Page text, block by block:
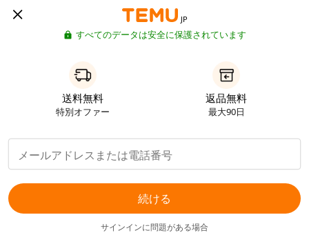
JP
すべてのデータは安全に保護されています
送料無料
特別オファー
返品無料
最大90日
続ける
サインインに問題がある場合